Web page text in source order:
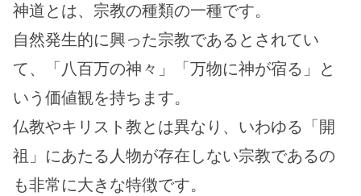
神道とは、宗教の種類の一種です。
自然発生的に興った宗教であるとされてい
て、「八百万の神々」「万物に神が宿る」と
いう価値観を持ちます。
仏教やキリスト教とは異なり、いわゆる「開
祖」にあたる人物が存在しない宗教であるの
も非常に大きな特徴です。